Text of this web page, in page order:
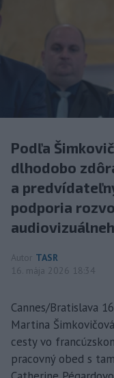
Podľa
dlhodobo
a
podporia
Autor TASR
16. mája 2026 18:34
Cannes/Bratislava
Martina
cesty vo
pracovný obed s